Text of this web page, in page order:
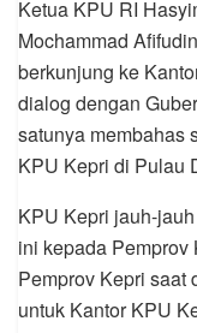
Ketua KPU RI
Mochammad
berkunjung ke
dialog dengan
satunya membahas
KPU Kepri di Pulau
KPU Kepri jauh-
ini kepada
Pemprov Kepri saat
untuk Kantor KPU